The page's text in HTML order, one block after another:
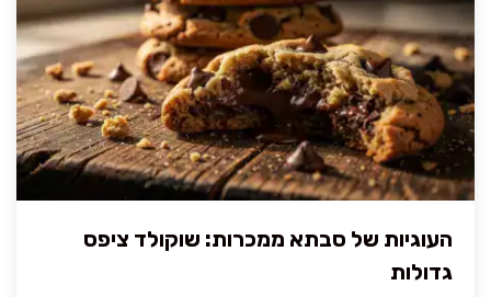
העוגיות של סבתא ממכרות: שוקולד ציפס
גדולות